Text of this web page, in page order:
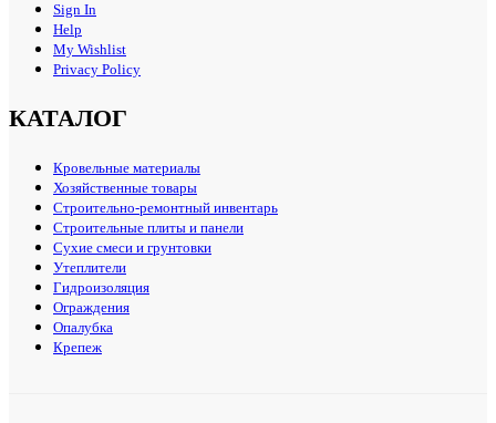
Sign In
Help
My Wishlist
Privacy Policy
КАТАЛОГ
Кровельные материалы
Хозяйственные товары
Строительно-ремонтный инвентарь
Строительные плиты и панели
Сухие смеси и грунтовки
Утеплители
Гидроизоляция
Ограждения
Опалубка
Крепеж